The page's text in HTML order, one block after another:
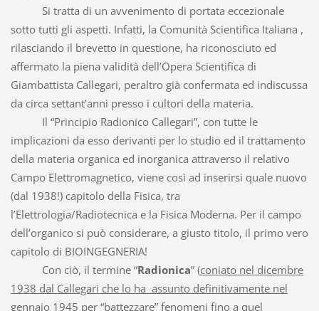
Si tratta di un avvenimento di portata eccezionale
sotto tutti gli aspetti. Infatti, la Comunità Scientifica Italiana ,
rilasciando il brevetto in questione, ha riconosciuto ed
affermato la piena validità dell’Opera Scientifica di
Giambattista Callegari, peraltro già confermata ed indiscussa
da circa settant’anni presso i cultori della materia.
Il “Principio Radionico Callegari”, con tutte le
implicazioni da esso derivanti per lo studio ed il trattamento
della materia organica ed inorganica attraverso il relativo
Campo Elettromagnetico, viene così ad inserirsi quale nuovo
(dal 1938!) capitolo della Fisica, tra
l’Elettrologia/Radiotecnica e la Fisica Moderna. Per il campo
dell’organico si può considerare, a giusto titolo, il primo vero
capitolo di BIOINGEGNERIA!
Con ciò, il termine “Radionica” (coniato nel dicembre
1938 dal Callegari che lo ha assunto definitivamente nel
gennaio 1945 per “battezzare” fenomeni fino a quel